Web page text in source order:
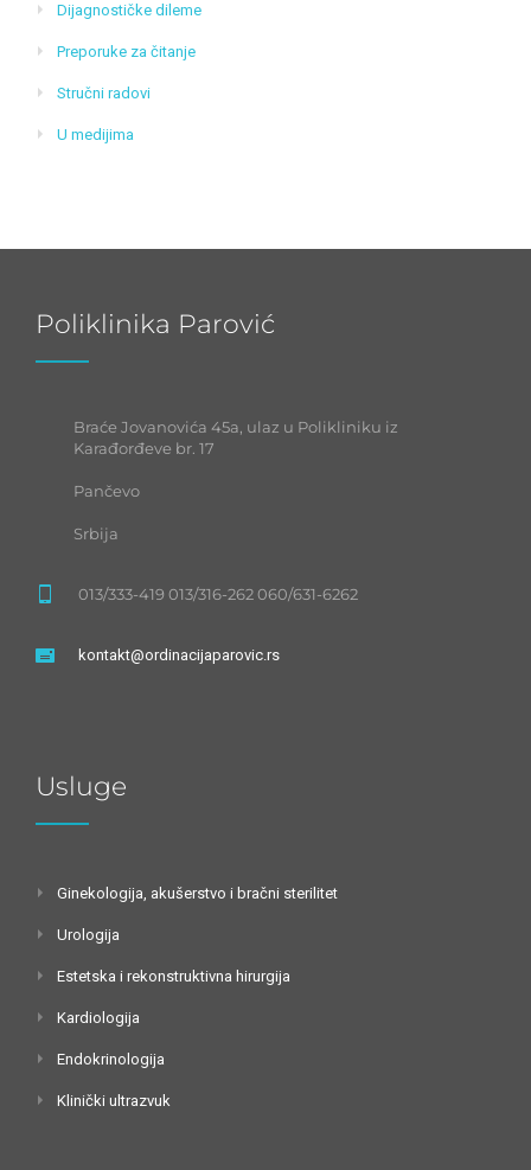
Dijagnostičke dileme
Preporuke za čitanje
Stručni radovi
U medijima
Poliklinika Parović
Braće Jovanovića 45a, ulaz u Polikliniku iz
Karađorđeve br. 17
Pančevo
Srbija
013/333-419 013/316-262 060/631-6262
kontakt@ordinacijaparovic.rs
Usluge
Ginekologija, akušerstvo i bračni sterilitet
Urologija
Estetska i rekonstruktivna hirurgija
Kardiologija
Endokrinologija
Klinički ultrazvuk